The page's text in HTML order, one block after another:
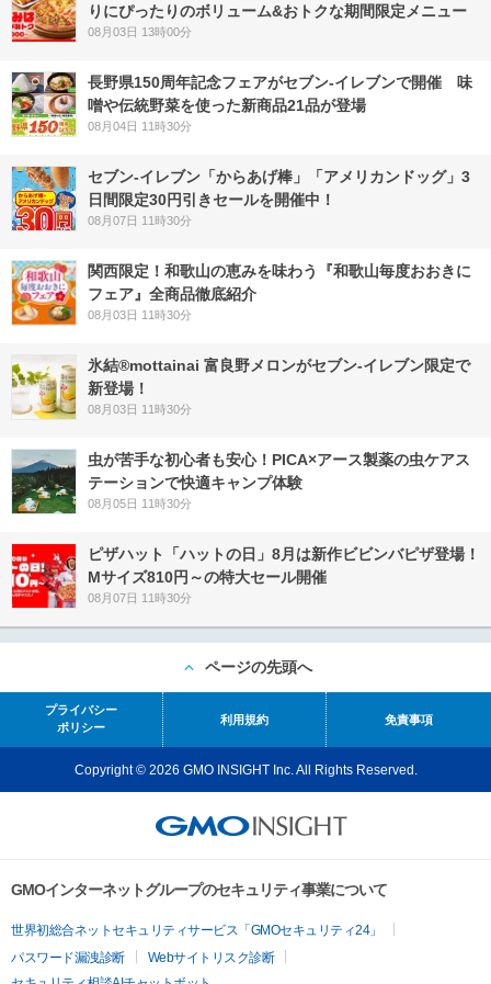
りにぴったりのボリューム&おトクな期間限定メニュー
08月03日 13時00分
長野県150周年記念フェアがセブン-イレブンで開催 味
噌や伝統野菜を使った新商品21品が登場
08月04日 11時30分
セブン‐イレブン「からあげ棒」「アメリカンドッグ」3
日間限定30円引きセールを開催中！
08月07日 11時30分
関西限定！和歌山の恵みを味わう『和歌山毎度おおきに
フェア』全商品徹底紹介
08月03日 11時30分
氷結®mottainai 富良野メロンがセブン‐イレブン限定で
新登場！
08月03日 11時30分
虫が苦手な初心者も安心！PICA×アース製薬の虫ケアス
テーションで快適キャンプ体験
08月05日 11時30分
ピザハット「ハットの日」8月は新作ビビンバピザ登場！
Mサイズ810円～の特大セール開催
08月07日 11時30分
ページの先頭へ
プライバシー
ポリシー
利用規約 免責事項
Copyright © 2026 GMO INSIGHT Inc. All Rights Reserved.
GMOインターネットグループのセキュリティ事業について
世界初総合ネットセキュリティサービス「GMOセキュリティ24」
パスワード漏洩診断
Webサイトリスク診断